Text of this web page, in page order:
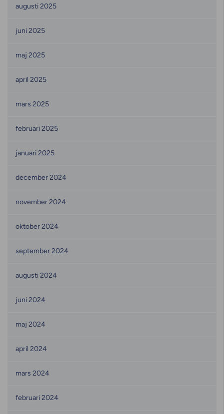
augusti 2025
juni 2025
maj 2025
april 2025
mars 2025
februari 2025
januari 2025
december 2024
november 2024
oktober 2024
september 2024
augusti 2024
juni 2024
maj 2024
april 2024
mars 2024
februari 2024